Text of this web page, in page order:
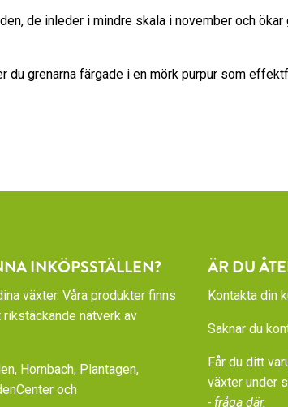
de inleder i mindre skala i november och ökar
du grenarna färgade i en mörk purpur som
INKÖPSSTÄLLEN?
växter. Våra produkter finns
nätverk av
Hornbach, Plantagen,
och
ÄR DU
Kontakta din
Saknar du
Får du ditt
växter under
- fråga där.